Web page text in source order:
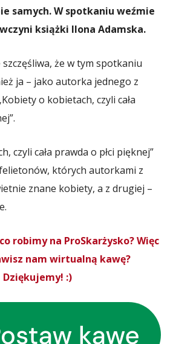
samych. W spotkaniu weźmie
książki Ilona Adamska.
że w tym spotkaniu
ja – jako autorka jednego z
o kobietach, czyli cała
czyli cała prawda o płci pięknej”
których autorkami z
znane kobiety, a z drugiej –
robimy na ProSkarżysko? Więc
nam wirtualną kawę?
Dziękujemy! :)